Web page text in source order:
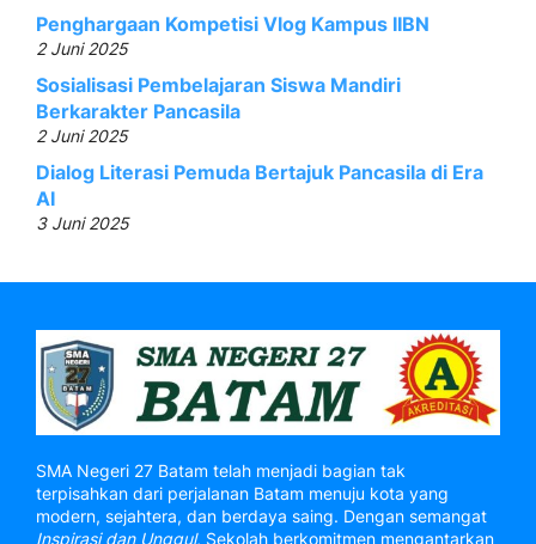
Penghargaan Kompetisi Vlog Kampus IIBN
2 Juni 2025
Sosialisasi Pembelajaran Siswa Mandiri
Berkarakter Pancasila
2 Juni 2025
Dialog Literasi Pemuda Bertajuk Pancasila di Era
AI
3 Juni 2025
SMA Negeri 27 Batam telah menjadi bagian tak
terpisahkan dari perjalanan Batam menuju kota yang
modern, sejahtera, dan berdaya saing. Dengan semangat
Inspirasi dan Unggul, Sekolah berkomitmen mengantarkan